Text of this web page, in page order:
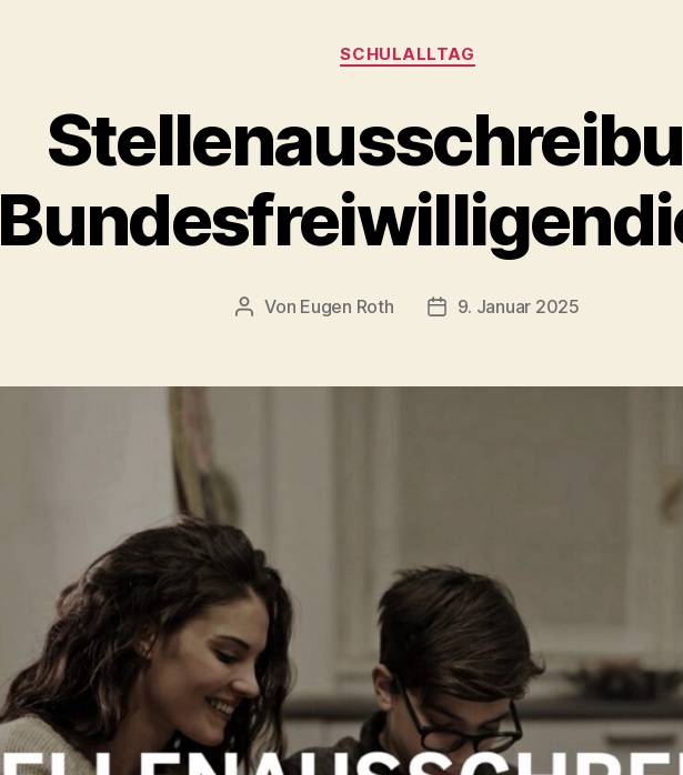
SCHULALLTAG
Von Eugen Roth 9. Januar 2025